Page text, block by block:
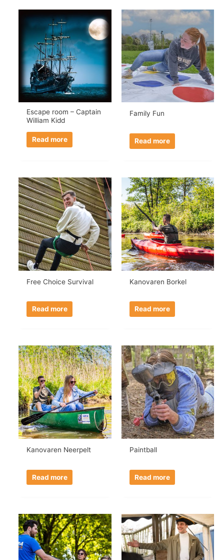
Escape room – Captain
William Kidd
Read more
Family Fun
Read more
Free Choice Survival
Read more
Kanovaren Borkel
Read more
Kanovaren Neerpelt
Read more
Paintball
Read more